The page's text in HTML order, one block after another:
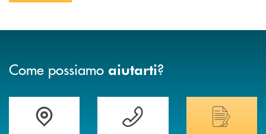
Come possiamo aiutarti?
Trova la filiale più vicina a te&nbsp;Hai bisogno di assistenza immediata?
Hai bisogno di